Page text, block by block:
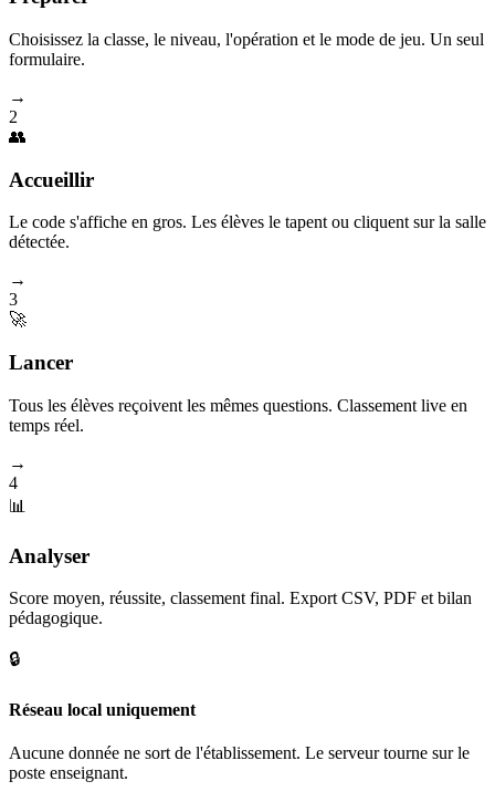
Choisissez la classe, le niveau, l'opération et le mode de jeu. Un seul
formulaire.
→
2
👥
Accueillir
Le code s'affiche en gros. Les élèves le tapent ou cliquent sur la salle
détectée.
→
3
🚀
Lancer
Tous les élèves reçoivent les mêmes questions. Classement live en
temps réel.
→
4
📊
Analyser
Score moyen, réussite, classement final. Export CSV, PDF et bilan
pédagogique.
🔒
Réseau local uniquement
Aucune donnée ne sort de l'établissement. Le serveur tourne sur le
poste enseignant.